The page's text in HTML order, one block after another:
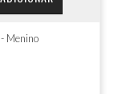
Menino